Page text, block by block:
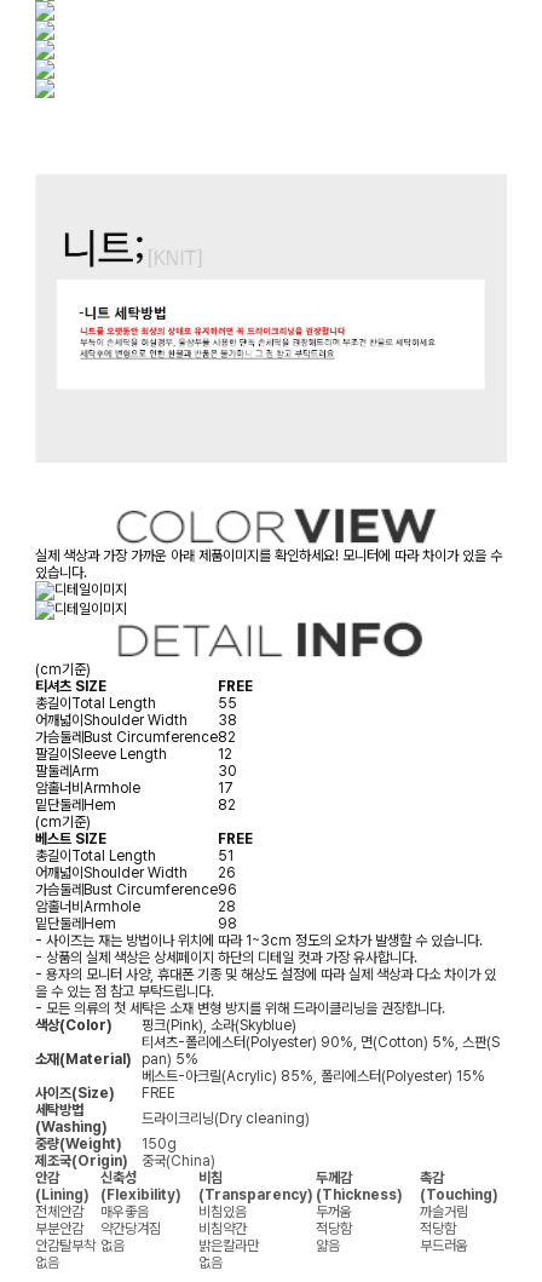
실제 색상과 가장 가까운 아래 제품이미지를 확인하세요! 모니터에 따라 차이가 있을 수
있습니다.
(cm기준)
티셔츠 SIZE
FREE
총길이 Total Length
55
어깨넓이 Shoulder Width
38
가슴둘레 Bust Circumference82
팔길이 Sleeve Length
12
팔둘레 Arm
30
암홀너비 Armhole
17
밑단둘레 Hem
82
(cm기준)
베스트 SIZE
FREE
총길이 Total Length
51
어깨넓이 Shoulder Width
26
가슴둘레 Bust Circumference96
암홀너비 Armhole
28
밑단둘레 Hem
98
- 사이즈는 재는 방법이나 위치에 따라 1~3cm 정도의 오차가 발생할 수 있습니다.
- 상품의 실제 색상은 상세페이지 하단의 디테일 컷과 가장 유사합니다.
- 용자의 모니터 사양, 휴대폰 기종 및 해상도 설정에 따라 실제 색상과 다소 차이가 있
을 수 있는 점 참고 부탁드립니다.
- 모든 의류의 첫 세탁은 소재 변형 방지를 위해 드라이클리닝을 권장합니다.
색상(Color)
핑크(Pink), 소라(Skyblue)
소재(Material)
티셔츠-폴리에스터(Polyester) 90%, 면(Cotton) 5%, 스판(S
pan) 5%
베스트-아크릴(Acrylic) 85%, 폴리에스터(Polyester) 15%
사이즈(Size)
FREE
세탁방법
(Washing)
드라이크리닝(Dry cleaning)
중량(Weight)
150g
제조국(Origin)
중국(China)
안감
(Lining)
신축성
(Flexibility)
비침
(Transparency)
두께감
(Thickness)
촉감
(Touching)
전체안감
매우좋음 비침있음 두꺼움
까슬거림
부분안감
약간당겨짐 비침약간 적당함
적당함
안감탈부착 없음 밝은칼라만 얇음
부드러움
없음
없음